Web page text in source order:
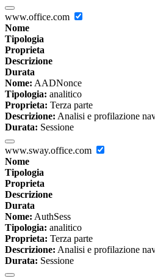
www.office.com
Nome
Tipologia
Proprieta
Descrizione
Durata
Nome: AADNonce
Tipologia: analitico
Proprieta: Terza parte
Descrizione: Analisi e profilazione
Durata: Sessione
www.sway.office.com
Nome
Tipologia
Proprieta
Descrizione
Durata
Nome: AuthSess
Tipologia: analitico
Proprieta: Terza parte
Descrizione: Analisi e profilazione
Durata: Sessione